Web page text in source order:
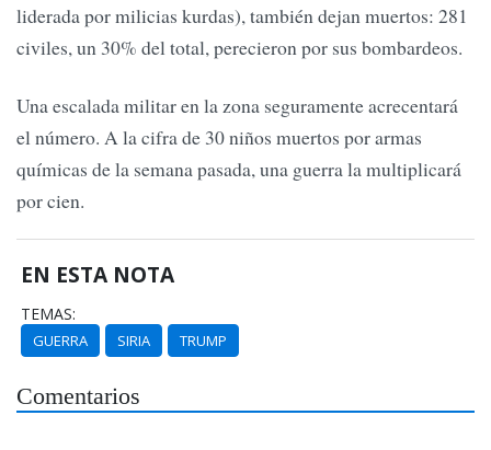
liderada por milicias kurdas), también dejan muertos: 281
civiles, un 30% del total, perecieron por sus bombardeos.
Una escalada militar en la zona seguramente acrecentará
el número. A la cifra de 30 niños muertos por armas
químicas de la semana pasada, una guerra la multiplicará
por cien.
EN ESTA NOTA
TEMAS:
GUERRA SIRIA TRUMP
Comentarios